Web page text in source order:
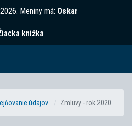
. Meniny má: Oskar
knižka
údajov Zmluvy - rok 2020